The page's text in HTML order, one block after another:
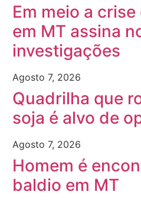
Em meio a
em MT assina
investigações
Agosto 7, 2026
Quadrilha que
soja é alvo de
Agosto 7, 2026
Homem é
baldio em MT